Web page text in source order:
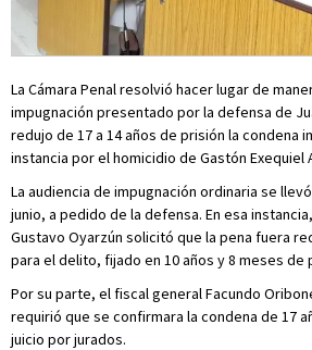
La Cámara Penal resolvió hacer lugar de
impugnación presentado por la defensa de
redujo de 17 a 14 años de prisión la condena
instancia por el homicidio de Gastón Exequiel
La audiencia de impugnación ordinaria se
junio, a pedido de la defensa. En esa
Gustavo Oyarzún solicitó que la pena fuera
para el delito, fijado en 10 años y 8 meses de
Por su parte, el fiscal general Facundo
requirió que se confirmara la condena de 17
juicio por jurados.